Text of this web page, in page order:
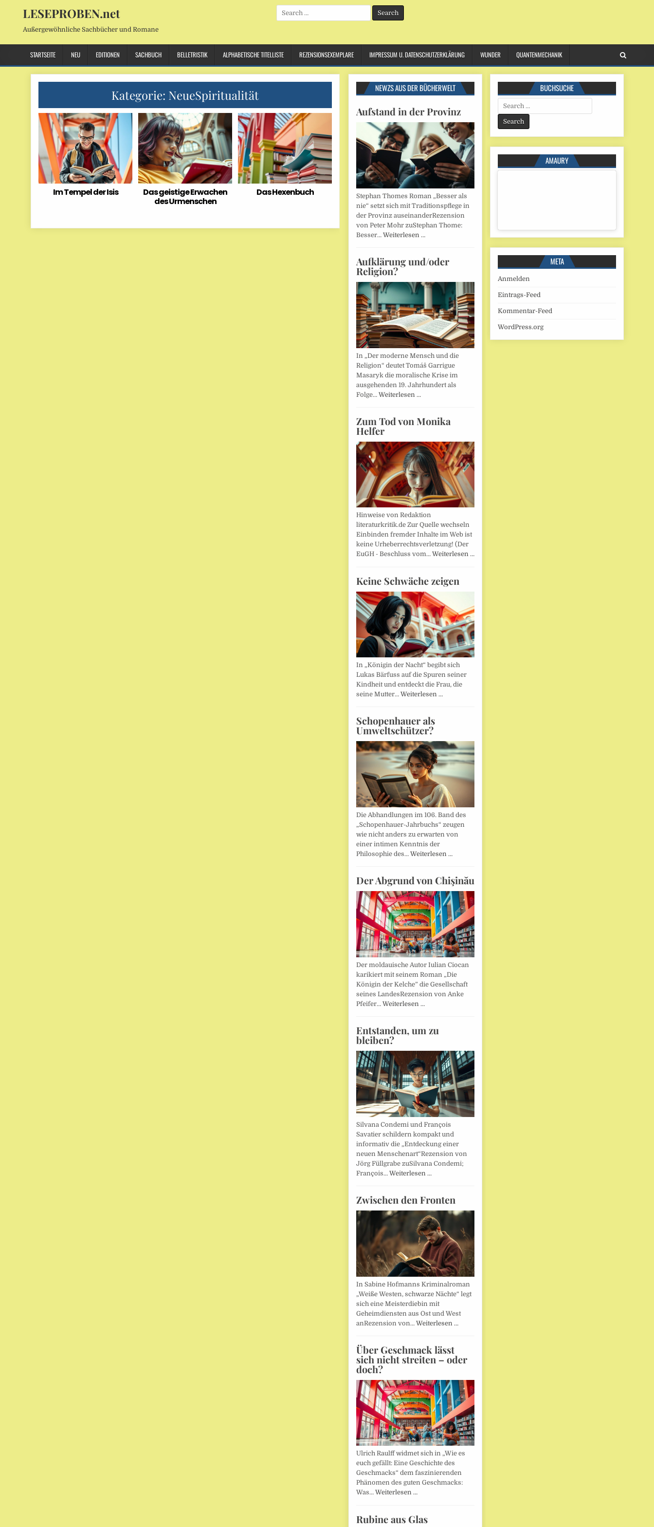
LESEPROBEN.net
Außergewöhnliche Sachbücher und Romane
Search
for:
STARTSEITE NEU EDITIONEN SACHBUCH BELLETRISTIK ALPHABETISCHE TITELLISTE REZENSIONSEXEMPLARE IMPRESSUM U. DATENSCHUTZERKLÄRUNG WUNDER QUANTENMECHANIK
Kategorie: NeueSpiritualität
Im Tempel der Isis
Das geistige Erwachen
des Urmenschen
Das Hexenbuch
NEWZS AUS DER BÜCHERWELT
Aufstand in der Provinz
Stephan Thomes Roman „Besser als
nie“ setzt sich mit Traditionspflege in
der Provinz auseinanderRezension
von Peter Mohr zuStephan Thome:
Besser… Weiterlesen …
Aufklärung und/oder
Religion?
In „Der moderne Mensch und die
Religion“ deutet Tomáš Garrigue
Masaryk die moralische Krise im
ausgehenden 19. Jahrhundert als
Folge… Weiterlesen …
Zum Tod von Monika
Helfer
Hinweise von Redaktion
literaturkritik.de Zur Quelle wechseln
Einbinden fremder Inhalte im Web ist
keine Urheberrechtsverletzung! (Der
EuGH - Beschluss vom… Weiterlesen …
Keine Schwäche zeigen
In „Königin der Nacht“ begibt sich
Lukas Bärfuss auf die Spuren seiner
Kindheit und entdeckt die Frau, die
seine Mutter… Weiterlesen …
Schopenhauer als
Umweltschützer?
Die Abhandlungen im 106. Band des
„Schopenhauer-Jahrbuchs“ zeugen
wie nicht anders zu erwarten von
einer intimen Kenntnis der
Philosophie des… Weiterlesen …
Der Abgrund von Chişinău
Der moldauische Autor Iulian Ciocan
karikiert mit seinem Roman „Die
Königin der Kelche” die Gesellschaft
seines LandesRezension von Anke
Pfeifer… Weiterlesen …
Entstanden, um zu
bleiben?
Silvana Condemi und François
Savatier schildern kompakt und
informativ die „Entdeckung einer
neuen Menschenart“Rezension von
Jörg Füllgrabe zuSilvana Condemi;
François… Weiterlesen …
Zwischen den Fronten
In Sabine Hofmanns Kriminalroman
„Weiße Westen, schwarze Nächte“ legt
sich eine Meisterdiebin mit
Geheimdiensten aus Ost und West
anRezension von… Weiterlesen …
Über Geschmack lässt
sich nicht streiten – oder
doch?
Ulrich Raulff widmet sich in „Wie es
euch gefällt: Eine Geschichte des
Geschmacks“ dem faszinierenden
Phänomen des guten Geschmacks:
Was… Weiterlesen …
Rubine aus Glas
BUCHSUCHE
Search
for:
AMAURY
META
Anmelden
Eintrags-Feed
Kommentar-Feed
WordPress.org